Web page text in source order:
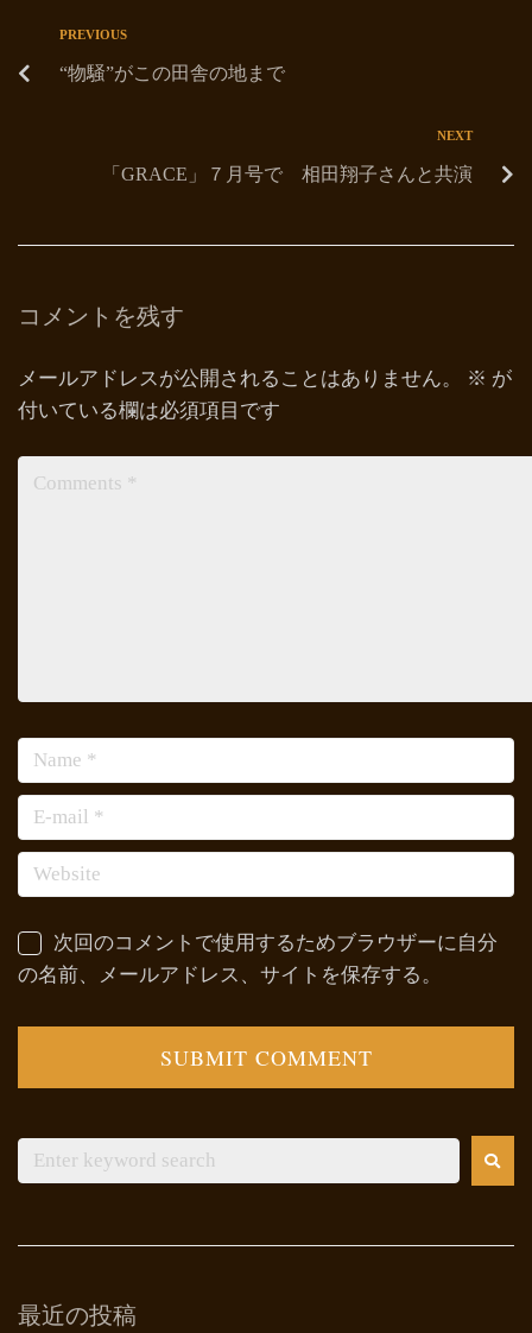
PREVIOUS
“物騒”がこの田舎の地まで
NEXT
「GRACE」７月号で 相田翔子さんと共演
コメントを残す
メールアドレスが公開されることはありません。 ※ が
付いている欄は必須項目です
次回のコメントで使用するためブラウザーに自分
の名前、メールアドレス、サイトを保存する。
最近の投稿